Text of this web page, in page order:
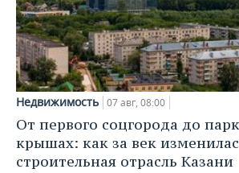
Недвижимость 07 авг, 08:00
От первого соцгорода до
крышах: как за век
строительная отрасль Казани